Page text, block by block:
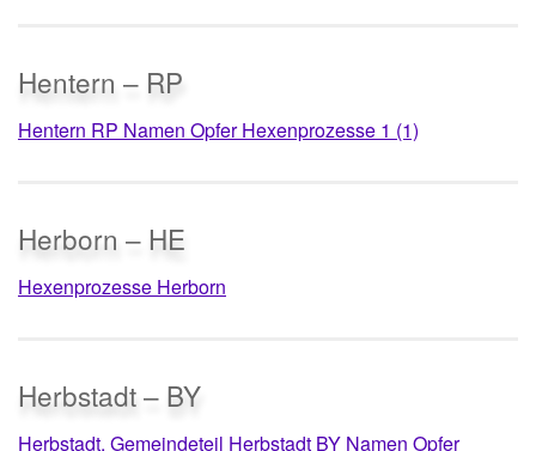
Hentern – RP
Hentern RP Namen Opfer Hexenprozesse 1 (1)
Herborn – HE
Hexenprozesse Herborn
Herbstadt – BY
Herbstadt, Gemeindeteil Herbstadt BY Namen Opfer